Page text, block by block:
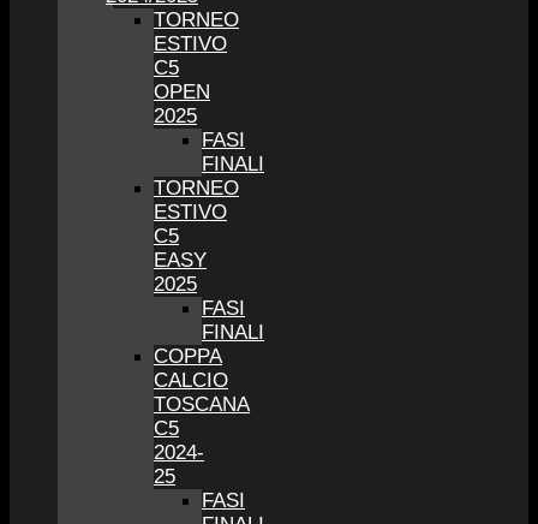
TORNEO
ESTIVO
C5
OPEN
2025
FASI
FINALI
TORNEO
ESTIVO
C5
EASY
2025
FASI
FINALI
COPPA
CALCIO
TOSCANA
C5
2024-
25
FASI